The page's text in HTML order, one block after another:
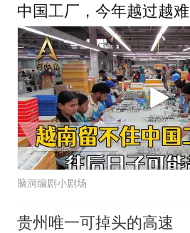
中国工厂，今年越过越难
脑洞编剧小剧场
贵州唯一可掉头的高速